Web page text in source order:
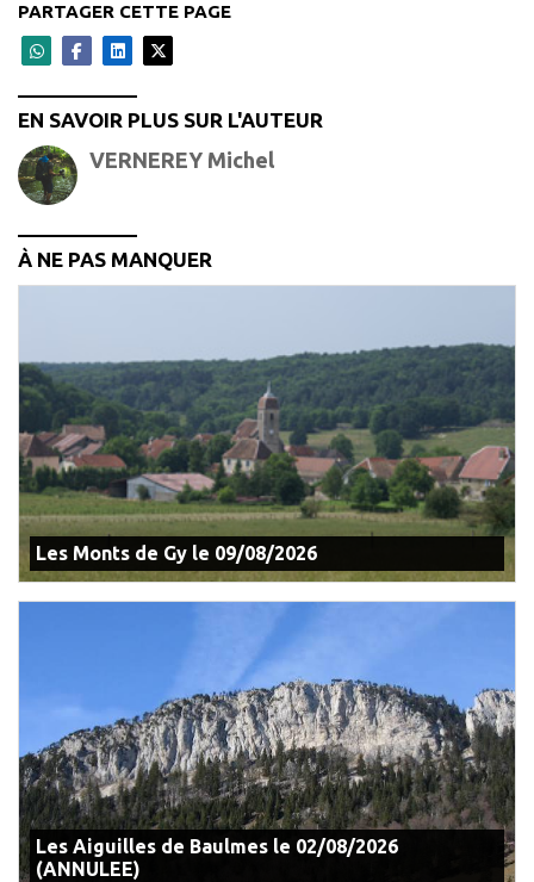
PARTAGER CETTE PAGE
EN SAVOIR PLUS SUR L'AUTEUR
VERNEREY Michel
À NE PAS MANQUER
Les Monts de Gy le 09/08/2026
Les Aiguilles de Baulmes le 02/08/2026
(ANNULEE)